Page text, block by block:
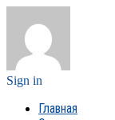
Sign in
Главная